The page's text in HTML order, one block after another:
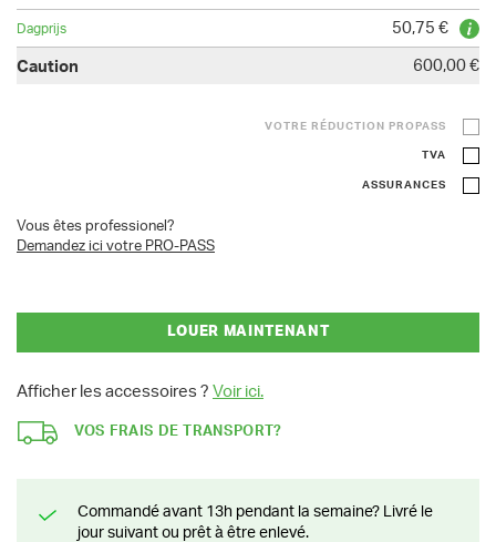
50,75 €
600,00 €
VOTRE RÉDUCTION PROPASS
TVA
ASSURANCES
Vous êtes professionel?
Demandez ici votre PRO-PASS
LOUER MAINTENANT
Afficher les accessoires ? Voir ici.
VOS FRAIS DE TRANSPORT?
Commandé avant 13h pendant la semaine? Livré le
jour suivant ou prêt à être enlevé.